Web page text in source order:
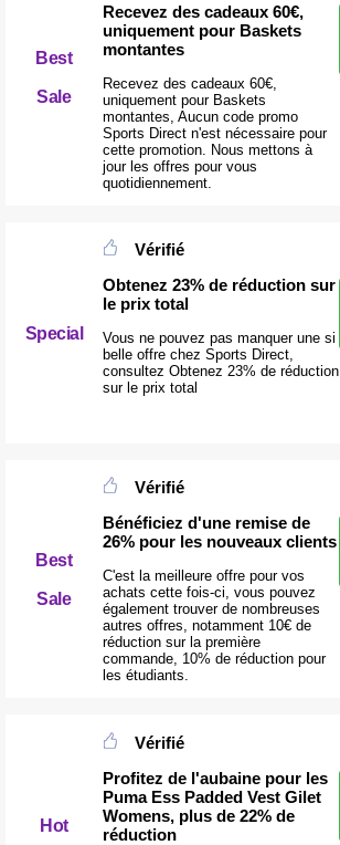
Best
Sale
Recevez des cadeaux 60€,
uniquement pour Baskets
montantes
Recevez des cadeaux 60€,
uniquement pour Baskets
montantes, Aucun code promo
Sports Direct n'est nécessaire pour
cette promotion. Nous mettons à
jour les offres pour vous
quotidiennement.
Special
Vérifié
Obtenez 23% de réduction sur
le prix total
Vous ne pouvez pas manquer une si
belle offre chez Sports Direct,
consultez Obtenez 23% de réduction
sur le prix total
Best
Sale
Vérifié
Bénéficiez d'une remise de
26% pour les nouveaux clients
C'est la meilleure offre pour vos
achats cette fois-ci, vous pouvez
également trouver de nombreuses
autres offres, notamment 10€ de
réduction sur la première
commande, 10% de réduction pour
les étudiants.
Hot
Vérifié
Profitez de l'aubaine pour les
Puma Ess Padded Vest Gilet
Womens, plus de 22% de
réduction